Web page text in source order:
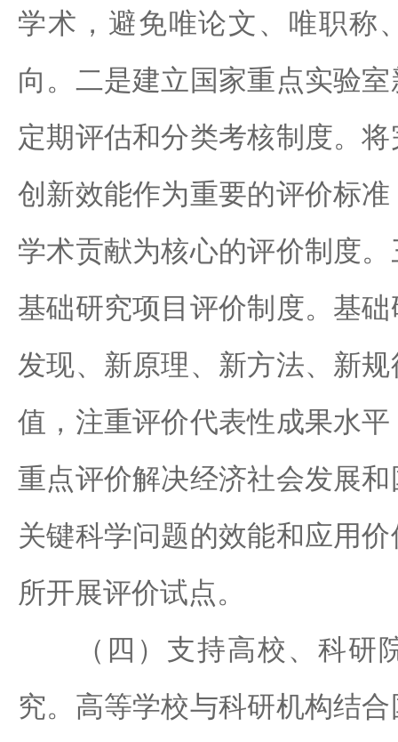
学术，避免唯论文、唯职称
向。二是建立国家重点实验
定期评估和分类考核制度。
创新效能作为重要的评价标
学术贡献为核心的评价制度
基础研究项目评价制度。基
发现、新原理、新方法、新
值，注重评价代表性成果水
重点评价解决经济社会发展
关键科学问题的效能和应用
所开展评价试点。
（四）支持高校、科研
究。高等学校与科研机构结